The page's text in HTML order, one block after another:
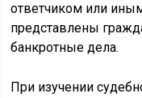
ответчиком или
представлены
банкротные дела.
При изучении